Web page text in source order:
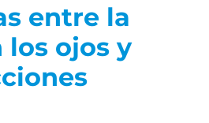
entre la
los ojos y